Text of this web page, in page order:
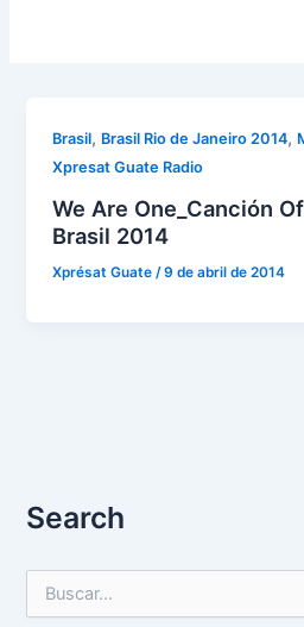
Brasil, Brasil Rio de Janeiro 2014,
Xpresat Guate Radio
We Are One_Canción
Brasil 2014
Xprésat Guate /9 de abril de 2014
Search